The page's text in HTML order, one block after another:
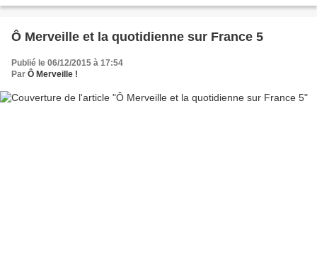
Ô Merveille et la quotidienne sur France 5
Publié le 06/12/2015 à 17:54
Par Ô Merveille !